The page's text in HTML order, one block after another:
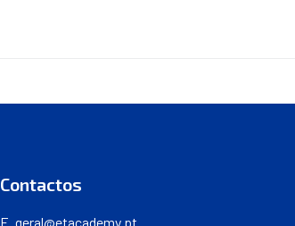
Contactos
E. geral@etacademy.pt